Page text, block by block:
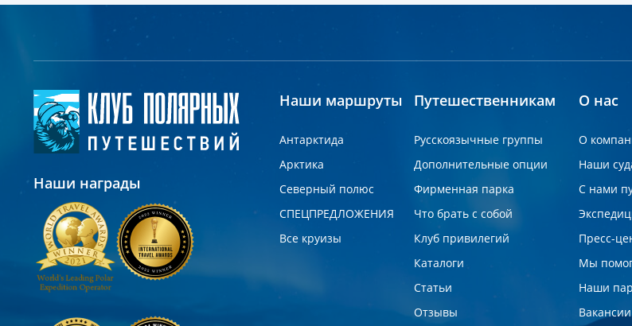
Наши награды
Наши маршруты
Антарктида
Арктика
Северный полюс
СПЕЦПРЕДЛОЖЕНИЯ
Все круизы
Путешественникам
Русскоязычные группы
Дополнительные опции
Фирменная парка
Что брать с собой
Клуб привилегий
Каталоги
Статьи
Отзывы
О нас
О
Наши
С нами
Пресс-
Мы
Наши
Вакансии